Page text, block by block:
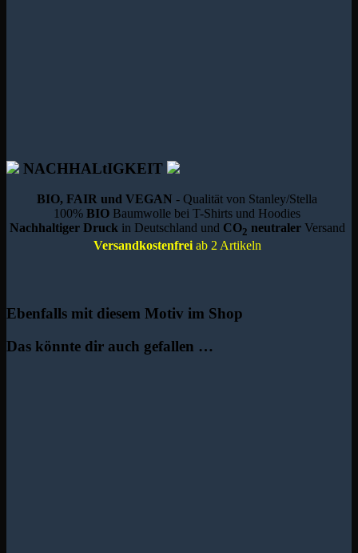
NACHHALtIGKEIT
BIO, FAIR und VEGAN - Qualität von Stanley/Stella
100%BIO Baumwolle bei T-Shirts und Hoodies
Nachhaltiger Druck in Deutschland und CO2 neutraler Versand
Versandkostenfreiab 2 Artikeln
Ebenfalls mit diesem Motiv im Shop
Das könnte dir auch gefallen …